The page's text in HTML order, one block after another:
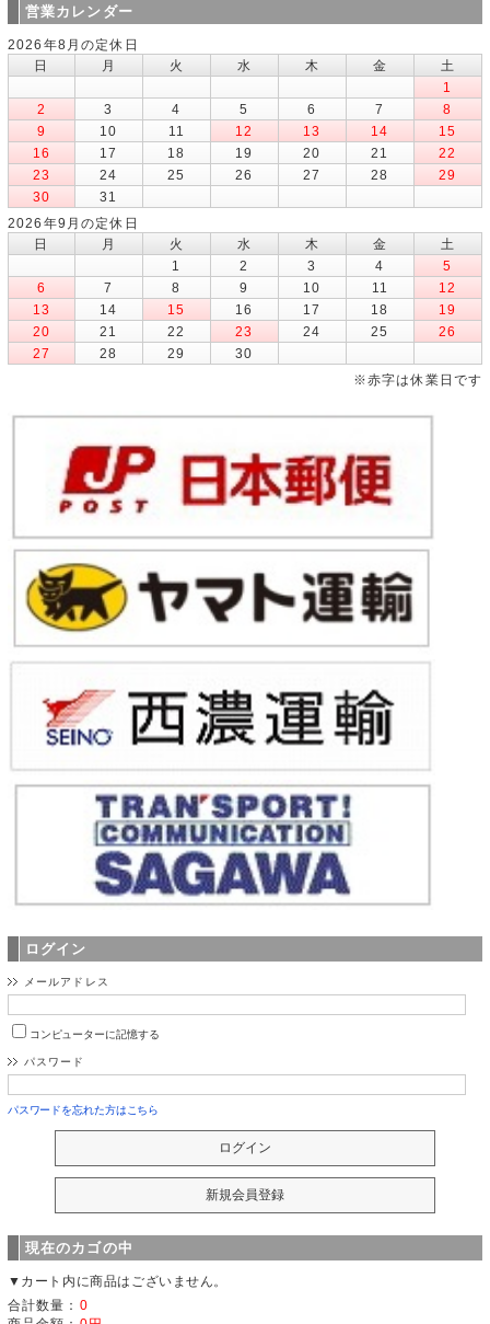
営業カレンダー
2026年8月の定休日
日
月 火 水 木 金
土
1
2
3 4 5 6 7
8
9
10 11 12 13 14
15
16
17 18 19 20 21
22
23
24 25 26 27 28
29
30
31
2026年9月の定休日
日
月 火 水 木 金
土
1
2 3 4
5
6
7 8 9 10 11
12
13
14 15 16 17 18
19
20
21 22 23 24 25
26
27
28 29
30
※赤字は休業日です
ログイン
メールアドレス
コンピューターに記憶する
パスワード
パスワードを忘れた方はこちら
現在のカゴの中
▼カート内に商品はございません。
合計数量： 0